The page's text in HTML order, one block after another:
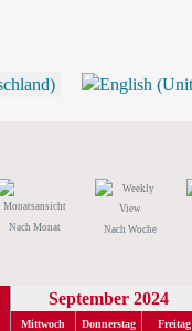
Nach Monat Nach Woche
September 2024
Mittwoch Donnerstag Freitag